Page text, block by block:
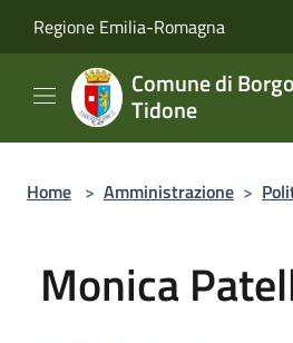
Regione Emilia-Romagna
Comune di
Tidone
Home > Amministrazione >
Monica